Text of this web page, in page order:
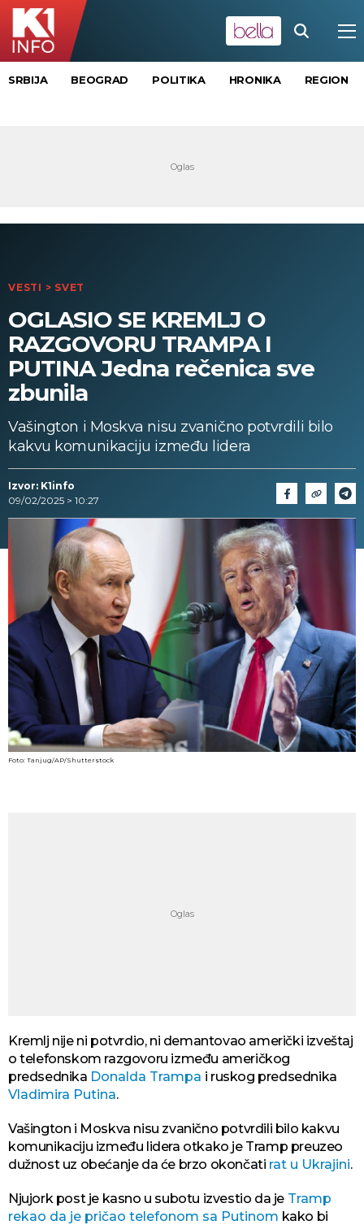
SRBIJA BEOGRAD POLITIKA HRONIKA REGION
VESTI > SVET
OGLASIO SE KREMLJ O
RAZGOVORU TRAMPA I
PUTINA Jedna rečenica sve
zbunila
Vašington i Moskva nisu zvanično potvrdili bilo
kakvu komunikaciju između lidera
Izvor: K1info
09/02/2025 > 10:27
Foto: Tanjug/AP/Shutterstock
Kremlj nije ni potvrdio, ni demantovao američki izveštaj
o telefonskom razgovoru između američkog
predsednika Donalda Trampa i ruskog predsednika
Vladimira Putina.
Vašington i Moskva nisu zvanično potvrdili bilo kakvu
komunikaciju između lidera otkako je Tramp preuzeo
dužnost uz obećanje da će brzo okončati rat u Ukrajini.
Njujork post je kasno u subotu izvestio da je Tramp
rekao da je pričao telefonom sa Putinom kako bi